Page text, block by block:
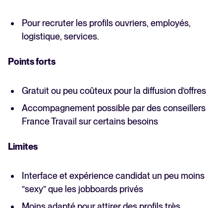
Pour recruter les profils ouvriers, employés,
logistique, services.
Points forts
Gratuit ou peu coûteux pour la diffusion d’offres
Accompagnement possible par des conseillers
France Travail sur certains besoins
Limites
Interface et expérience candidat un peu moins
“sexy” que les jobboards privés